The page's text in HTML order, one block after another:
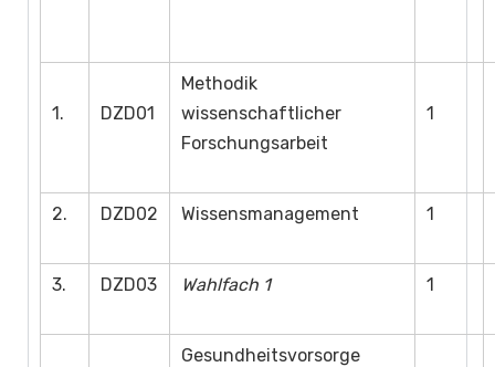
1. DZD01
Methodik
wissenschaftlicher
Forschungsarbeit
1
2. DZD02 Wissensmanagement 1
3. DZD03 Wahlfach 1 1
Gesundheitsvorsorge